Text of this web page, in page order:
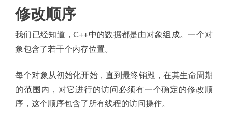
修改顺序
我们已经知道，C++中的数据都是由对象组成。一个对
象包含了若干个内存位置。
每个对象从初始化开始，直到最终销毁，在其生命周期
的范围内，对它进行的访问必须有一个确定的修改顺
序，这个顺序包含了所有线程的访问操作。